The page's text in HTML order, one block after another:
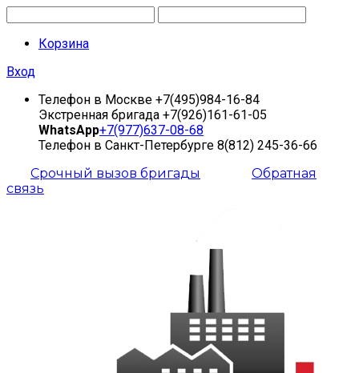
Корзина
Вход
Телефон в Москве +7(495)984-16-84
Экстренная бригада +7(926)161-61-05
WhatsApp+7(977)637-08-68
Телефон в Санкт-Петербурге 8(812) 245-36-66
Срочный вызов бригады
Обратная
связь